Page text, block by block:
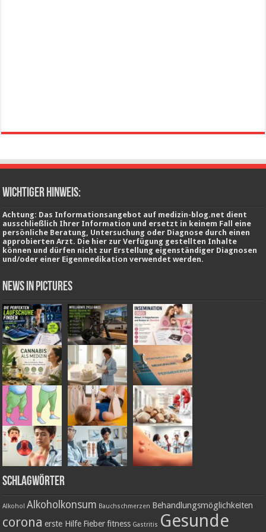
wichtiger Hinweis:
Achtung: Das Informationsangebot auf medizin-blog.net dient
ausschließlich Ihrer Information und ersetzt in keinem Fall eine
persönliche Beratung, Untersuchung oder Diagnose durch einen
approbierten Arzt. Die hier zur Verfügung gestellten Inhalte
können und dürfen nicht zur Erstellung eigenständiger Diagnosen
und/oder einer Eigenmedikation verwendet werden.
News in Pictures
Schlagwörter
Alkohol Alkoholkonsum Bauchschmerzen Behandlungsmöglichkeiten
corona erste Hilfe Fieber fitness Gastritis Gesunde